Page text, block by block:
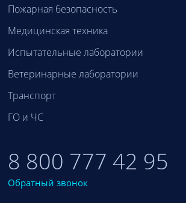
Пожарная безопасность
Медицинская техника
Испытательные лаборатории
Ветеринарные лаборатории
Транспорт
ГО и ЧС
8 800 777 42 95
Обратный звонок